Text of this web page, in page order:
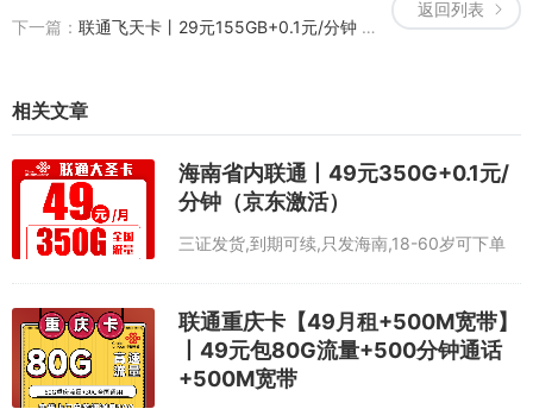
返回列表
下一篇： 联通飞天卡丨29元155GB+0.1元/分钟 （新疆西藏发货，禁区少）
相关文章
海南省内联通丨49元350G+0.1元/
分钟（京东激活）
三证发货,到期可续,只发海南,18-60岁可下单
联通重庆卡【49月租+500M宽带】
丨49元包80G流量+500分钟通话
+500M宽带